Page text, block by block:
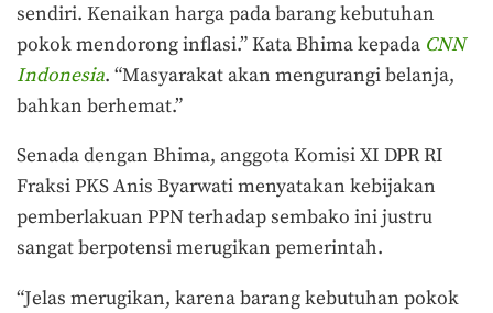
sendiri. Kenaikan harga pada barang kebutuhan
pokok mendorong inflasi.” Kata Bhima kepada CNN
Indonesia. “Masyarakat akan mengurangi belanja,
bahkan berhemat.”
Senada dengan Bhima, anggota Komisi XI DPR RI
Fraksi PKS Anis Byarwati menyatakan kebijakan
pemberlakuan PPN terhadap sembako ini justru
sangat berpotensi merugikan pemerintah.
“Jelas merugikan, karena barang kebutuhan pokok